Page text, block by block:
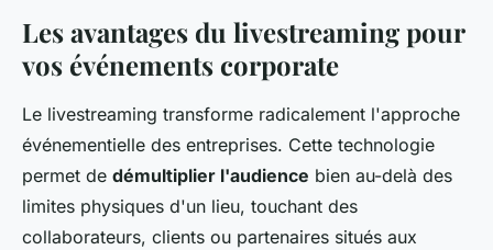
Les avantages du livestreaming pour
vos événements corporate
Le livestreaming transforme radicalement l'approche
événementielle des entreprises. Cette technologie
permet de démultiplier l'audience bien au-delà des
limites physiques d'un lieu, touchant des
collaborateurs, clients ou partenaires situés aux